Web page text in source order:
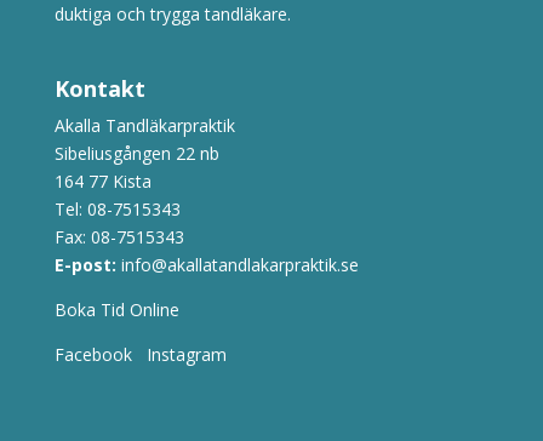
duktiga och trygga tandläkare.
Kontakt
Akalla Tandläkarpraktik
Sibeliusgången 22 nb
164 77 Kista
Tel: 08-7515343
Fax: 08-7515343
E-post: info@akallatandlakarpraktik.se
Boka Tid Online
Facebook
Instagram